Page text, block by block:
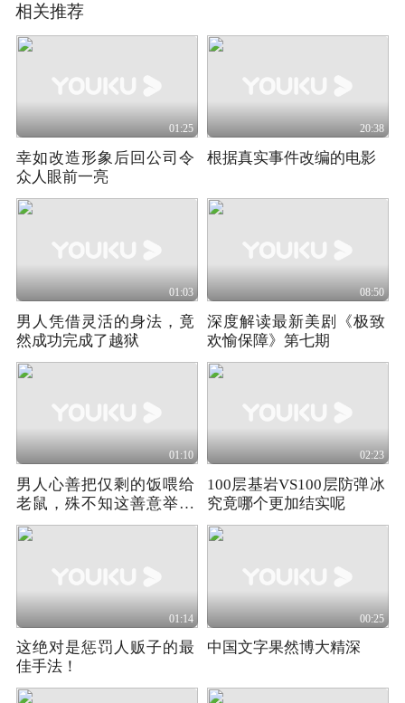
相关推荐
01:25
幸如改造形象后回公司令
众人眼前一亮
20:38
根据真实事件改编的电影
01:03
男人凭借灵活的身法，竟
然成功完成了越狱
08:50
深度解读最新美剧《极致
欢愉保障》第七期
01:10
男人心善把仅剩的饭喂给
老鼠，殊不知这善意举动
救了自己！
02:23
100层基岩VS100层防弹冰
究竟哪个更加结实呢
01:14
这绝对是惩罚人贩子的最
佳手法！
00:25
中国文字果然博大精深